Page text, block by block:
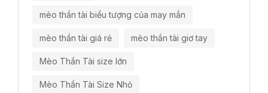
mèo thần tài biểu tượng của may mắn
mèo thần tài giá rẻ mèo thần tài giơ tay
Mèo Thần Tài size lớn
Mèo Thần Tài Size Nhỏ